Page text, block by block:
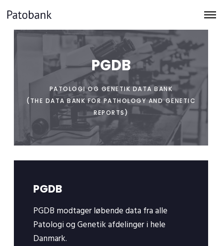
O
p
PGDB
PATOLOGI OG GENETIK DATA BANK
(THE DATA BANK FOR PATHOLOGY AND GENETIC
REPORTS)
PGDB
PGDB modtager løbende data fra alle
Patologi og Genetik afdelinger i hele
Danmark.